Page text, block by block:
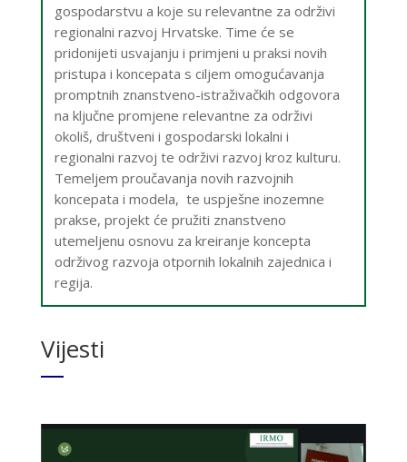
gospodarstvu a koje su relevantne za održivi
regionalni razvoj Hrvatske. Time će se
pridonijeti usvajanju i primjeni u praksi novih
pristupa i koncepata s ciljem omogućavanja
promptnih znanstveno-istraživačkih odgovora
na ključne promjene relevantne za održivi
okoliš, društveni i gospodarski lokalni i
regionalni razvoj te održivi razvoj kroz kulturu.
Temeljem proučavanja novih razvojnih
koncepata i modela, te uspješne inozemne
prakse, projekt će pružiti znanstveno
utemeljenu osnovu za kreiranje koncepta
održivog razvoja otpornih lokalnih zajednica i
regija.
Vijesti